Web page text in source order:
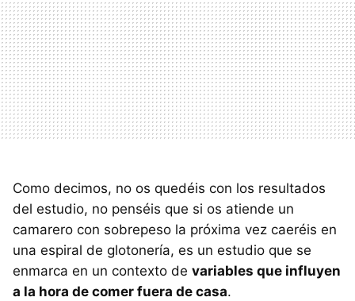
Como decimos, no os quedéis con los resultados
del estudio, no penséis que si os atiende un
camarero con sobrepeso la próxima vez caeréis en
una espiral de glotonería, es un estudio que se
enmarca en un contexto de variables que influyen
a la hora de comer fuera de casa.